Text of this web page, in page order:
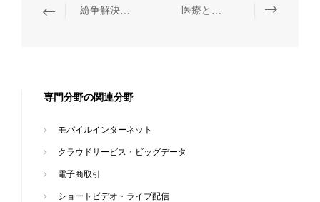
紛争解決、刑事コンプライアンス・弁護 医療と健康・薬事
専門分野の関連分野
モバイルインターネット
クラウドサービス・ビッグデータ
電子商取引
ショートビデオ・ライブ配信